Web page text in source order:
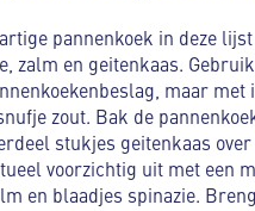
pannenkoek in deze
zalm en geitenkaas.
maar met
zout. Bak de
stukjes geitenkaas
voorzichtig uit met een
en blaadjes spinazie.